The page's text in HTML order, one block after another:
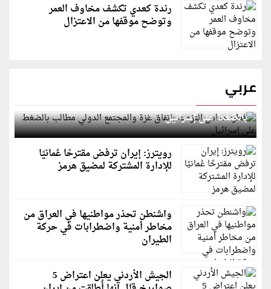
رندة كعدي تكشف مخاوف العمر
وتوضح موقفها من الاعتزال
عربي
قطر: حماس التزمت باتفاق غزة والمجتمع الدولي مطالب
بالضغط على إسرائيل
رويترز: إيران ترفض مقترحًا عُمانيًا
للإدارة المشتركة لمضيق هرمز
واشنطن تحذر مواطنيها في العراق من
مخاطر أمنية واضطرابات في حركة
الطيران
الجيش الأردني يعلن اعتراض 5